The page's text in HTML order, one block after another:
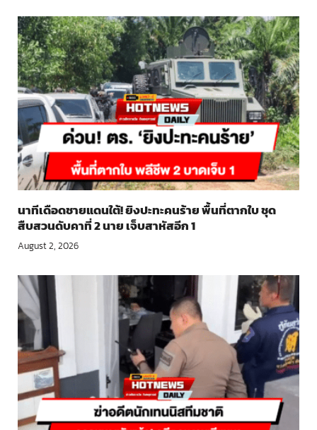
นาทีเดือดชายแดนใต้! ยิงปะทะคนร้าย พื้นที่ตากใบ ชุด
สืบสวนดับคาที่ 2 นาย เจ็บสาหัสอีก 1
August 2, 2026